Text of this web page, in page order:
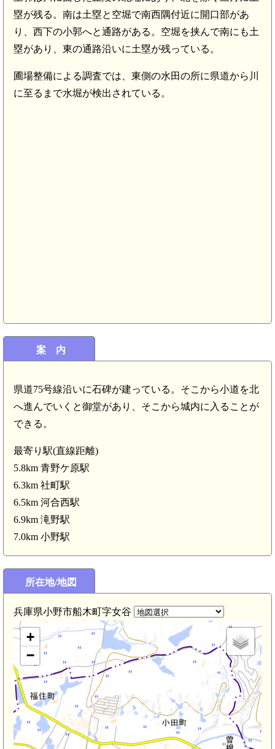
塁が残る。南は土塁と空堀で南西隅付近に開口部があ
り、西下の小郭へと通路がある。空堀を挟んで南にも土
塁があり、東の通路沿いに土塁が残っている。
圃場整備による調査では、東側の水田の所に県道から川
に至るまで水堀が検出されている。
案 内
県道75号線沿いに石碑が建っている。そこから小道を北
へ進んでいくと御堂があり、そこから城内に入ることが
できる。
最寄り駅(直線距離)
5.8km 青野ケ原駅
6.3km 社町駅
6.5km 河合西駅
6.9km 滝野駅
7.0km 小野駅
所在地/地図
兵庫県小野市船木町字女谷
+
−